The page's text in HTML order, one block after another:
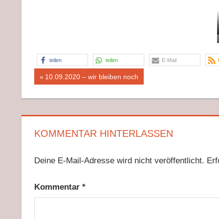
teilen teilen E-Mail
Beitragsnavigation
Vorheriger
10.09.2020 – wir bleiben noch
KOMMENTAR HINTERLASSEN
Deine E-Mail-Adresse wird nicht veröffentlicht.
Kommentar *